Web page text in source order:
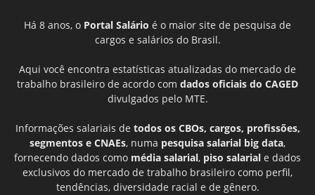
Há 8 anos, o Portal Salário é o maior site de pesquisa de
cargos e salários do Brasil.
Aqui você encontra estatísticas atualizadas do mercado de
trabalho brasileiro de acordo com dados oficiais do CAGED
divulgados pelo MTE.
Informações salariais de todos os CBOs, cargos, profissões,
segmentos e CNAEs, numa pesquisa salarial big data,
fornecendo dados como média salarial, piso salarial e dados
exclusivos do mercado de trabalho brasileiro como perfil,
tendências, diversidade racial e de gênero.